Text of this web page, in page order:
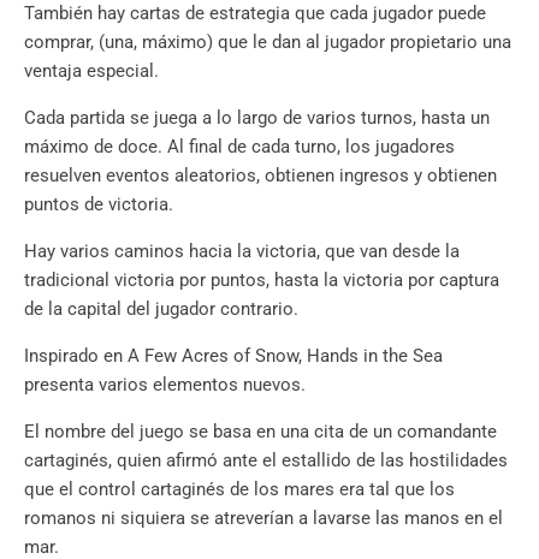
También hay cartas de estrategia que cada jugador puede
comprar, (una, máximo) que le dan al jugador propietario una
ventaja especial.
Cada partida se juega a lo largo de varios turnos, hasta un
máximo de doce. Al final de cada turno, los jugadores
resuelven eventos aleatorios, obtienen ingresos y obtienen
puntos de victoria.
Hay varios caminos hacia la victoria, que van desde la
tradicional victoria por puntos, hasta la victoria por captura
de la capital del jugador contrario.
Inspirado en A Few Acres of Snow, Hands in the Sea
presenta varios elementos nuevos.
El nombre del juego se basa en una cita de un comandante
cartaginés, quien afirmó ante el estallido de las hostilidades
que el control cartaginés de los mares era tal que los
romanos ni siquiera se atreverían a lavarse las manos en el
mar.